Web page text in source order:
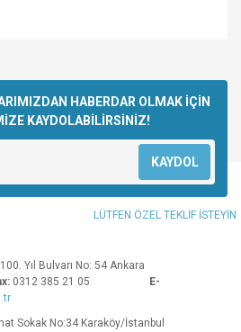
Yorum Yaz
teşekkür ederiz.
bozuk veya görüntülenemiyor.
bilgiler bulunuyor.
bulunuyor.
daha pahalı.
alternatifler olmalı.
HABERDAR OLMAK İÇİN
KAYDOLABİLİRSİNİZ!
KAYDOL
LÜTFEN ÖZEL TEKLİF İSTEYİN
100. Yıl Bulvarı No: 54 Ankara
0312 385 21 05
E-
Sokak No:34 Karaköy/İstanbul